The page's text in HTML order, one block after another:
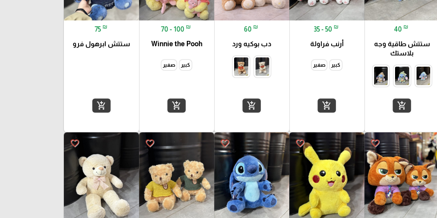
40 ₪
ستتش طاقية وجه
بلاستك
add_shopping_cart
35 - 50 ₪
أرنب فراولة
كبير صغير
add_shopping_cart
60 ₪
دب بوكيه ورد
add_shopping_cart
70 - 100 ₪
Winnie the Pooh
كبير صغير
add_shopping_cart
75 ₪
ستتش ابرهول فرو
add_shopping_cart
favorite_border
favorite_border
favorite_border
favorite_border
favorite_border